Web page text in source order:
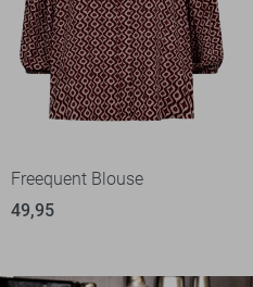
Freequent Blouse
49,95